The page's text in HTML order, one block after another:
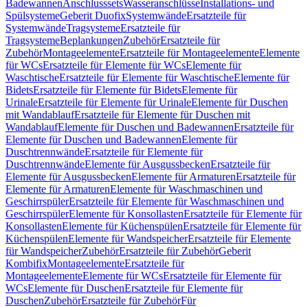
BadewannenAnschlusssetsWasseranschlüsseInstallations- und
SpülsystemeGeberit DuofixSystemwändeErsatzteile für
SystemwändeTragsystemeErsatzteile für
TragsystemeBeplankungenZubehörErsatzteile für
ZubehörMontageelementeErsatzteile für MontageelementeElemente
für WCsErsatzteile für Elemente für WCsElemente für
WaschtischeErsatzteile für Elemente für WaschtischeElemente für
BidetsErsatzteile für Elemente für BidetsElemente für
UrinaleErsatzteile für Elemente für UrinaleElemente für Duschen
mit WandablaufErsatzteile für Elemente für Duschen mit
WandablaufElemente für Duschen und BadewannenErsatzteile für
Elemente für Duschen und BadewannenElemente für
DuschtrennwändeErsatzteile für Elemente für
DuschtrennwändeElemente für AusgussbeckenErsatzteile für
Elemente für AusgussbeckenElemente für ArmaturenErsatzteile für
Elemente für ArmaturenElemente für Waschmaschinen und
GeschirrspülerErsatzteile für Elemente für Waschmaschinen und
GeschirrspülerElemente für KonsollastenErsatzteile für Elemente für
KonsollastenElemente für KüchenspülenErsatzteile für Elemente für
KüchenspülenElemente für WandspeicherErsatzteile für Elemente
für WandspeicherZubehörErsatzteile für ZubehörGeberit
KombifixMontageelementeErsatzteile für
MontageelementeElemente für WCsErsatzteile für Elemente für
WCsElemente für DuschenErsatzteile für Elemente für
DuschenZubehörErsatzteile für ZubehörFür